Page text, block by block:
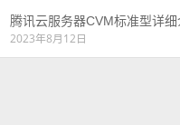
腾讯云服务器CVM标准型详
2023年8月12日